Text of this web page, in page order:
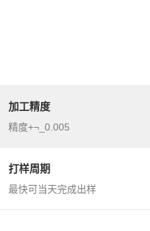
加工精度
精度+¬_0.005
打样周期
最快可当天完成出样